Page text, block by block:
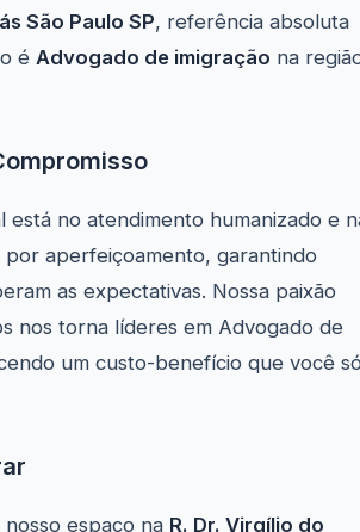
São Paulo SP, referência absoluta
é Advogado de imigração na
está no atendimento humanizado e
por aperfeiçoamento, garantindo
as expectativas. Nossa paixão
nos torna líderes em Advogado de
um custo-benefício que você
espaço na R. Dr. Virgílio do